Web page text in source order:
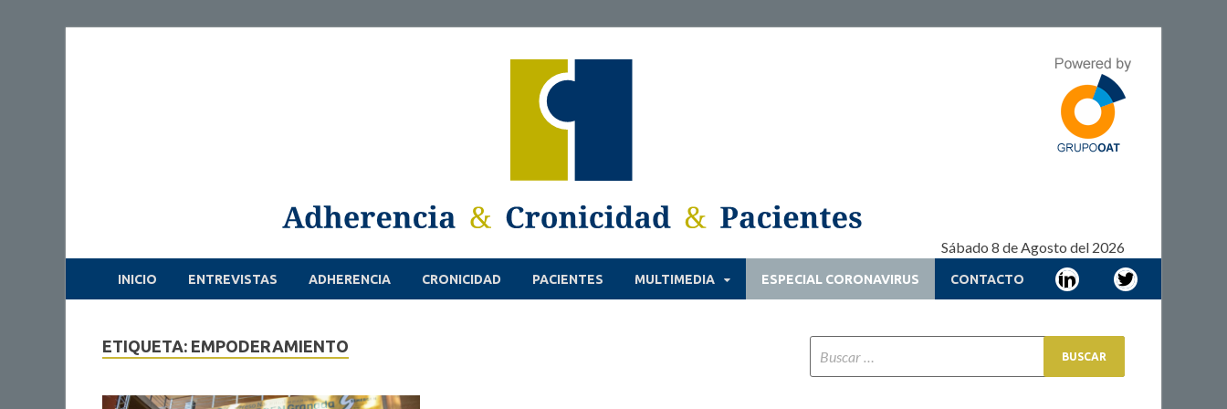
Adherencia –
Cronicidad –
Adherencia – Cronicidad – Pacientes
Sábado 8 de Agosto del 2026
INICIO ENTREVISTAS ADHERENCIA CRONICIDAD PACIENTES MULTIMEDIA ESPECIAL CORONAVIRUS CONTACTO
ETIQUETA: EMPODERAMIENTO